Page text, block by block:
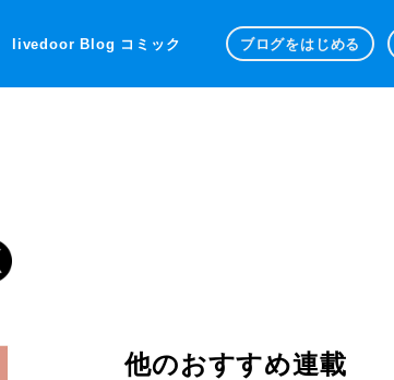
livedoor Blog コミック ブログをはじめる
他のおすすめ連載